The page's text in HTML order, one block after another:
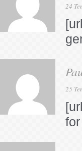
24
25